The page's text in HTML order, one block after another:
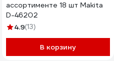
ассортименте 18 шт Makita
D-46202
4.9(13)
В корзину